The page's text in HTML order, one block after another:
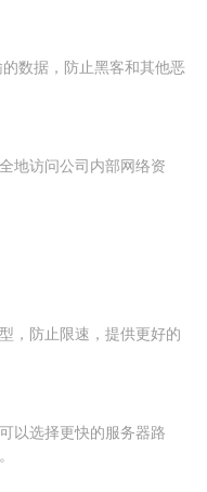
数据，防止黑客和其他恶
地访问公司内部网络资
，防止限速，提供更好的
以选择更快的服务器路